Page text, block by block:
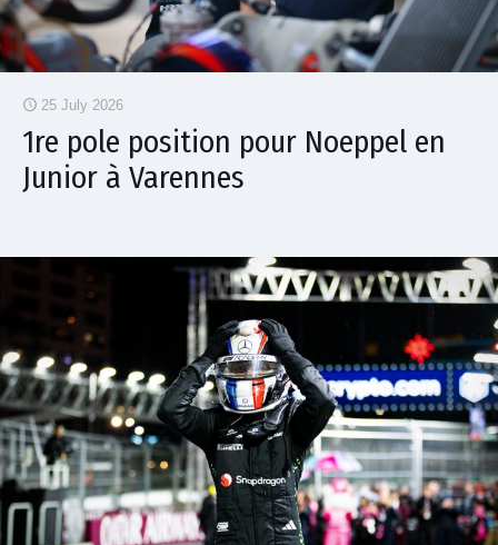
25 July 2026
1re pole position pour Noeppel en
Junior à Varennes